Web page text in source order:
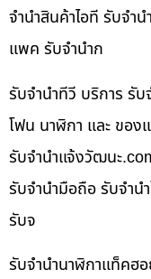
จำนำสินค้าไอที รับจำ
แพค รับจำนำก
รับจำนำทีวี บริการ รั
โฟน นาฬิกา และ ของ
รับจํานําแจ้งวัฒนะ
รับจำนำมือถือ รับจำน
รับจ
รับจำนำนาฬิกาแท็คฮ